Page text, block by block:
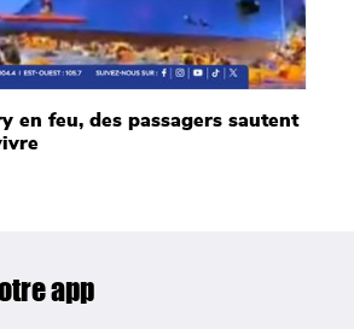
en feu, des passagers sautent
app